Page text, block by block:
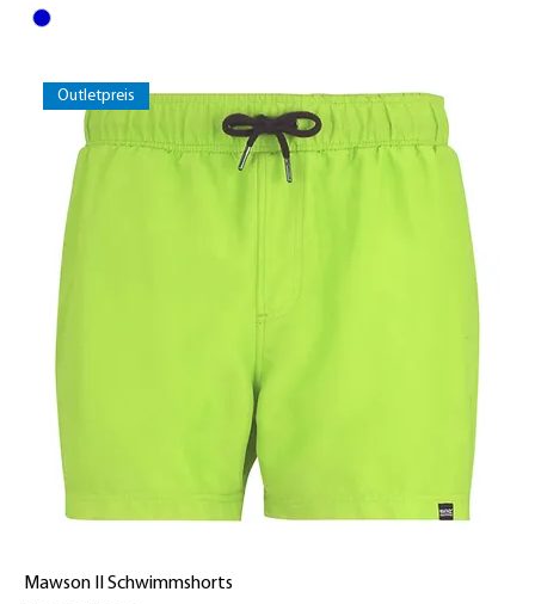
Outletpreis
Mawson II Schwimmshorts